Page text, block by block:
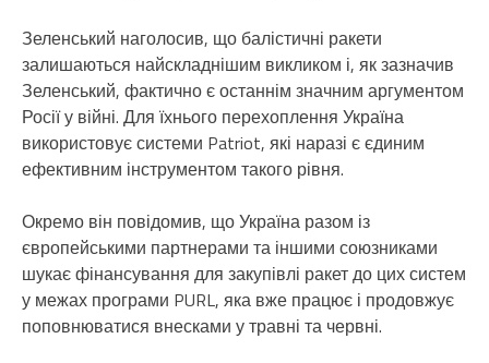
Зеленський наголосив, що балістичні ракети
залишаються найскладнішим викликом і, як зазначив
Зеленський, фактично є останнім значним аргументом
Росії у війні. Для їхнього перехоплення Україна
використовує системи Patriot, які наразі є єдиним
ефективним інструментом такого рівня.
Окремо він повідомив, що Україна разом із
європейськими партнерами та іншими союзниками
шукає фінансування для закупівлі ракет до цих систем
у межах програми PURL, яка вже працює і продовжує
поповнюватися внесками у травні та червні.